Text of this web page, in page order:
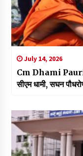
July 14, 2026
Cm Dhami Pauri
सीएम धामी, सघन